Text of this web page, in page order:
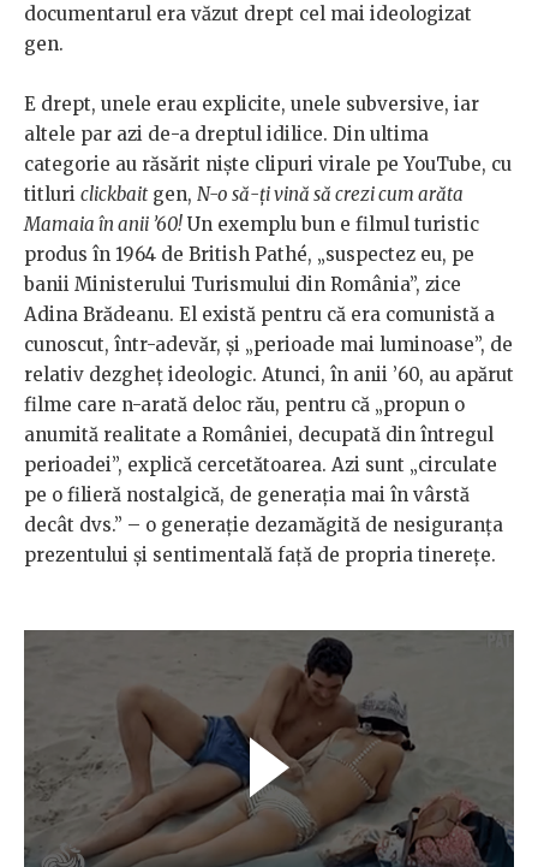
documentarul era văzut drept cel mai ideologizat
gen.
E drept, unele erau explicite, unele subversive, iar
altele par azi de-a dreptul idilice. Din ultima
categorie au răsărit niște clipuri virale pe YouTube, cu
titluri clickbaitgen, N-o să-ți vină să crezi cum arăta
Mamaia în anii ’60! Un exemplu bun e filmul turistic
produs în 1964 de British Pathé, „suspectez eu, pe
banii Ministerului Turismului din România”, zice
Adina Brădeanu. El există pentru că era comunistă a
cunoscut, într-adevăr, și „perioade mai luminoase”, de
relativ dezgheț ideologic. Atunci, în anii ’60, au apărut
filme care n-arată deloc rău, pentru că „propun o
anumită realitate a României, decupată din întregul
perioadei”, explică cercetătoarea. Azi sunt „circulate
pe o filieră nostalgică, de generația mai în vârstă
decât dvs.” – o generație dezamăgită de nesiguranța
prezentului și sentimentală față de propria tinerețe.